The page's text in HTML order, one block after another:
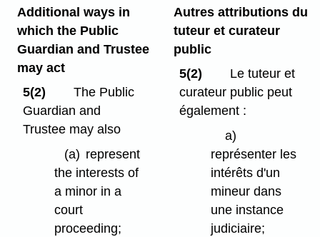
Additional ways in
which the Public
Guardian and Trustee
may act
5(2)
The Public
Guardian and
Trustee may also
(a) represent
the interests of
a minor in a
court
proceeding;
Autres attributions du
tuteur et curateur
public
5(2)
Le tuteur et
curateur public peut
également :
a)
représenter les
intérêts d'un
mineur dans
une instance
judiciaire;